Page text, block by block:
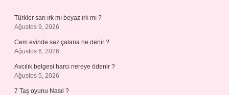
Türkler sarı ırk mı beyaz ırk mı ?
Ağustos 9, 2026
Cem evinde saz çalana ne denir ?
Ağustos 6, 2026
Avcılık belgesi harcı nereye ödenir ?
Ağustos 5, 2026
7 Taş oyunu Nasıl ?